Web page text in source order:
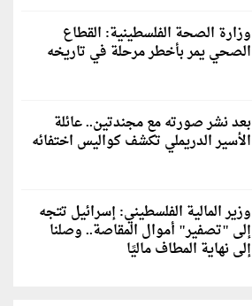
وزارة الصحة الفلسطينية: القطاع
الصحي يمر بأخطر مرحلة في تاريخه
بعد نشر صورته مع مجندتين.. عائلة
الأسير الدريملي تكشف كواليس اختفائه
وزير المالية الفلسطيني: إسرائيل تتجه
إلى "تصفير" أموال المقاصة.. وصلنا
إلى نهاية المطاف ماليًا